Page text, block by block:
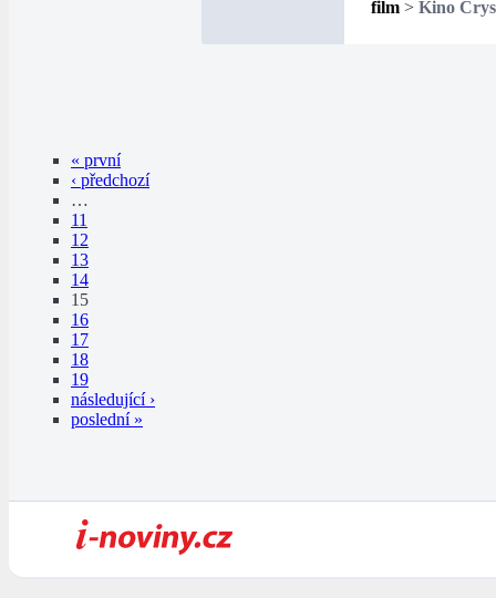
film > Kino
« první
‹ předchozí
…
11
12
13
14
15
16
17
18
19
následující ›
poslední »